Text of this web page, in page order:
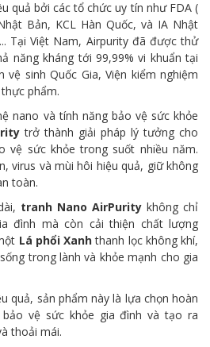
quả bởi các tổ chức uy tín như FDA (
Bản, KCL Hàn Quốc, và IA Nhật
Tại Việt Nam, Airpurity đã được thử
năng kháng tới 99,99% vi khuẩn tại
vệ sinh Quốc Gia, Viện kiểm nghiệm
phẩm.
nano và tính năng bảo vệ sức khỏe
trở thành giải pháp lý tưởng cho
vệ sức khỏe trong suốt nhiều năm.
virus và mùi hôi hiệu quả, giữ không
toàn.
tranh Nano AirPurity không chỉ
đình mà còn cải thiện chất lượng
Lá phổi Xanhthanh lọc không khí,
trong lành và khỏe mạnh cho gia
quả, sản phẩm này là lựa chọn hoàn
vệ sức khỏe gia đình và tạo ra
thoải mái.